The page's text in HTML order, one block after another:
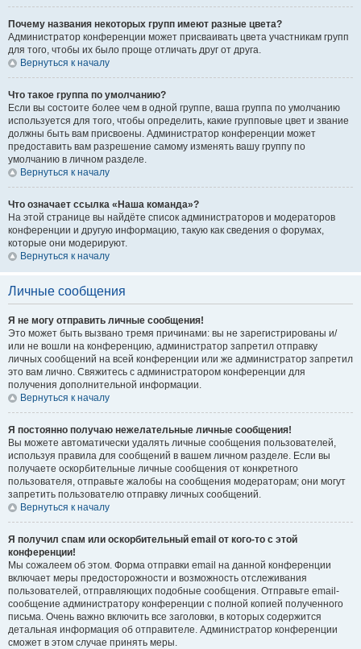
Почему названия некоторых групп имеют разные цвета?
Администратор конференции может присваивать цвета участникам групп
для того, чтобы их было проще отличать друг от друга.
Вернуться к началу
Что такое группа по умолчанию?
Если вы состоите более чем в одной группе, ваша группа по умолчанию
используется для того, чтобы определить, какие групповые цвет и звание
должны быть вам присвоены. Администратор конференции может
предоставить вам разрешение самому изменять вашу группу по
умолчанию в личном разделе.
Вернуться к началу
Что означает ссылка «Наша команда»?
На этой странице вы найдёте список администраторов и модераторов
конференции и другую информацию, такую как сведения о форумах,
которые они модерируют.
Вернуться к началу
Личные сообщения
Я не могу отправить личные сообщения!
Это может быть вызвано тремя причинами: вы не зарегистрированы и/
или не вошли на конференцию, администратор запретил отправку
личных сообщений на всей конференции или же администратор запретил
это вам лично. Свяжитесь с администратором конференции для
получения дополнительной информации.
Вернуться к началу
Я постоянно получаю нежелательные личные сообщения!
Вы можете автоматически удалять личные сообщения пользователей,
используя правила для сообщений в вашем личном разделе. Если вы
получаете оскорбительные личные сообщения от конкретного
пользователя, отправьте жалобы на сообщения модераторам; они могут
запретить пользователю отправку личных сообщений.
Вернуться к началу
Я получил спам или оскорбительный email от кого-то с этой
конференции!
Мы сожалеем об этом. Форма отправки email на данной конференции
включает меры предосторожности и возможность отслеживания
пользователей, отправляющих подобные сообщения. Отправьте email-
сообщение администратору конференции с полной копией полученного
письма. Очень важно включить все заголовки, в которых содержится
детальная информация об отправителе. Администратор конференции
сможет в этом случае принять меры.